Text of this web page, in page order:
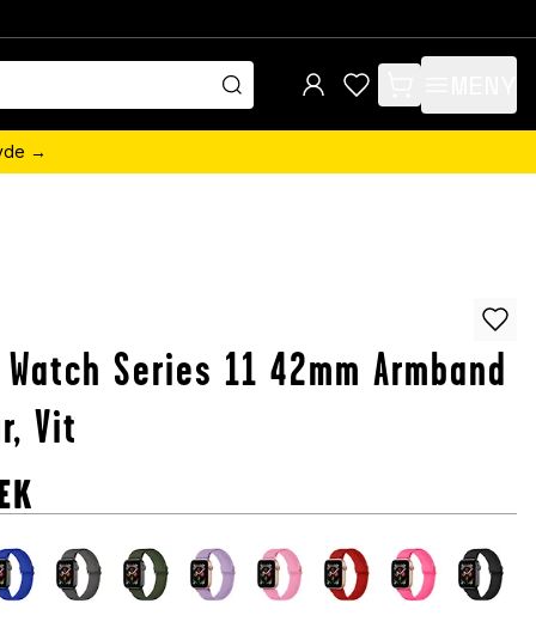
items in cart, view
→
Series 11 42mm Armband
Vit